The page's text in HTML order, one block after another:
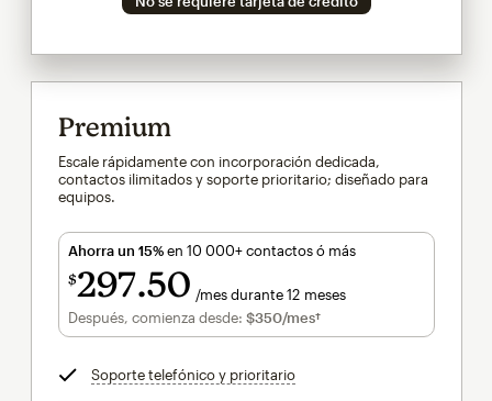
Premium
Escale rápidamente con incorporación dedicada,
contactos ilimitados y soporte prioritario; diseñado para
equipos.
Ahorra un 15%en 10 000+ contactos ó más
$297 50 /mes durante 12 meses
$297.50al mes durante 12 meses
Después, comienza desde: $350/mes†al mes†
Soporte telefónico y prioritarioinfo